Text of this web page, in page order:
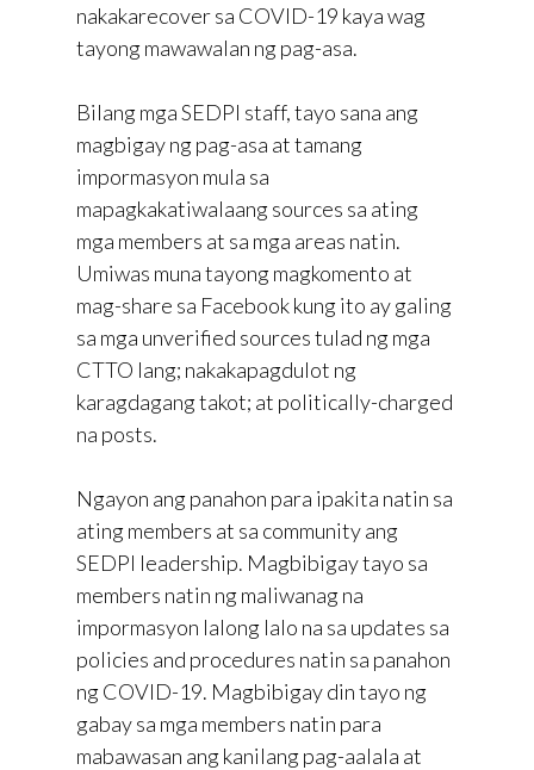
nakakarecover sa COVID-19 kaya wag
tayong mawawalan ng pag-asa.
Bilang mga SEDPI staff, tayo sana ang
magbigay ng pag-asa at tamang
impormasyon mula sa
mapagkakatiwalaang sources sa ating
mga members at sa mga areas natin.
Umiwas muna tayong magkomento at
mag-share sa Facebook kung ito ay galing
sa mga unverified sources tulad ng mga
CTTO lang; nakakapagdulot ng
karagdagang takot; at politically-charged
na posts.
Ngayon ang panahon para ipakita natin sa
ating members at sa community ang
SEDPI leadership. Magbibigay tayo sa
members natin ng maliwanag na
impormasyon lalong lalo na sa updates sa
policies and procedures natin sa panahon
ng COVID-19. Magbibigay din tayo ng
gabay sa mga members natin para
mabawasan ang kanilang pag-aalala at